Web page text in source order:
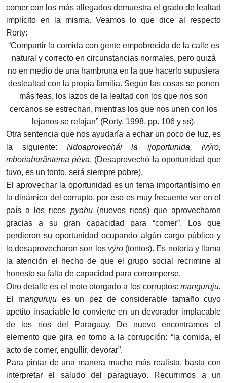
comer con los más allegados demuestra el grado de lealtad
implícito en la misma. Veamos lo que dice al respecto
Rorty:
“Compartir la comida con gente empobrecida de la calle es
natural y correcto en circunstancias normales, pero quizá
no en medio de una hambruna en la que hacerlo supusiera
deslealtad con la propia familia. Según las cosas se ponen
más feas, los lazos de la lealtad con los que nos son
cercanos se estrechan, mientras los que nos unen con los
lejanos se relajan” (Rorty, 1998, pp. 106 y ss).
Otra sentencia que nos ayudaría a echar un poco de luz, es
la siguiente: Ndoaprovechái la ijoportunida, ivýro,
mboriahurãntema péva. (Desaprovechó la oportunidad que
tuvo, es un tonto, será siempre pobre).
El aprovechar la oportunidad es un tema importantísimo en
la dinámica del corrupto, por eso es muy frecuente ver en el
país a los ricos pyahu(nuevos ricos) que aprovecharon
gracias a su gran capacidad para “comer”. Los que
perdieron su oportunidad ocupando algún cargo público y
lo desaprovecharon son los výro(tontos). Es notoria y llama
la atención el hecho de que el grupo social recrimine al
honesto su falta de capacidad para corromperse.
Otro detalle es el mote otorgado a los corruptos: manguruju.
El manguruju es un pez de considerable tamaño cuyo
apetito insaciable lo convierte en un devorador implacable
de los ríos del Paraguay. De nuevo encontramos el
elemento que gira en torno a la corrupción: “la comida, el
acto de comer, engullir, devorar”.
Para pintar de una manera mucho más realista, basta con
interpretar el saludo del paraguayo. Recurrimos a un